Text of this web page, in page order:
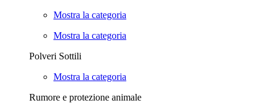
Mostra la categoria
Mostra la categoria
Polveri Sottili
Mostra la categoria
Rumore e protezione animale